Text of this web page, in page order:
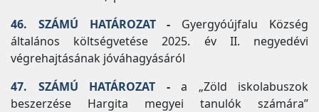
46. SZÁMÚ HATÁROZAT- Gyergyóújfalu Község
általános költségvetése 2025. év II. negyedévi
végrehajtásának jóváhagyásáról
47. SZÁMÚ HATÁROZAT - a „Zöld iskolabuszok
beszerzése Hargita megyei tanulók számára”